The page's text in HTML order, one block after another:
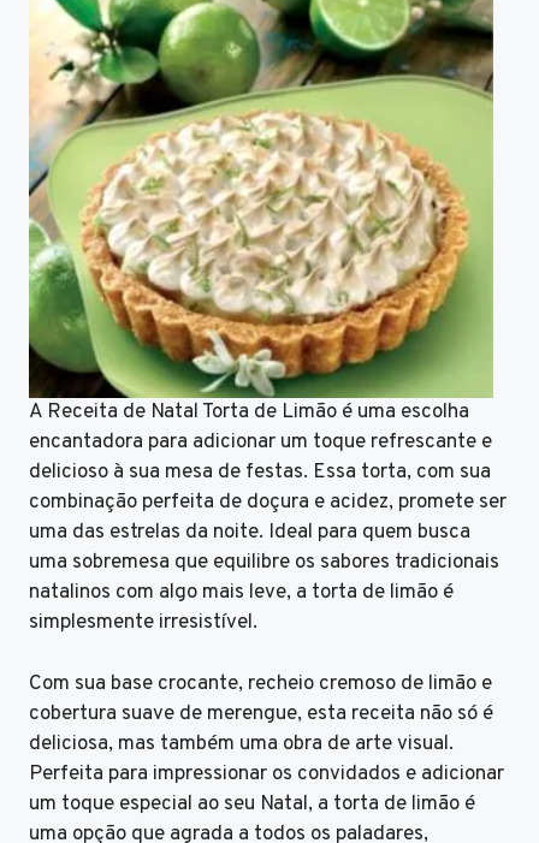
A Receita de Natal Torta de Limão é uma escolha
encantadora para adicionar um toque refrescante e
delicioso à sua mesa de festas. Essa torta, com sua
combinação perfeita de doçura e acidez, promete ser
uma das estrelas da noite. Ideal para quem busca
uma sobremesa que equilibre os sabores tradicionais
natalinos com algo mais leve, a torta de limão é
simplesmente irresistível.
Com sua base crocante, recheio cremoso de limão e
cobertura suave de merengue, esta receita não só é
deliciosa, mas também uma obra de arte visual.
Perfeita para impressionar os convidados e adicionar
um toque especial ao seu Natal, a torta de limão é
uma opção que agrada a todos os paladares,